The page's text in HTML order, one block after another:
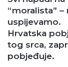
“moralista”
uspijevamo.
Hrvatska
tog srca,
pobjeđuje.